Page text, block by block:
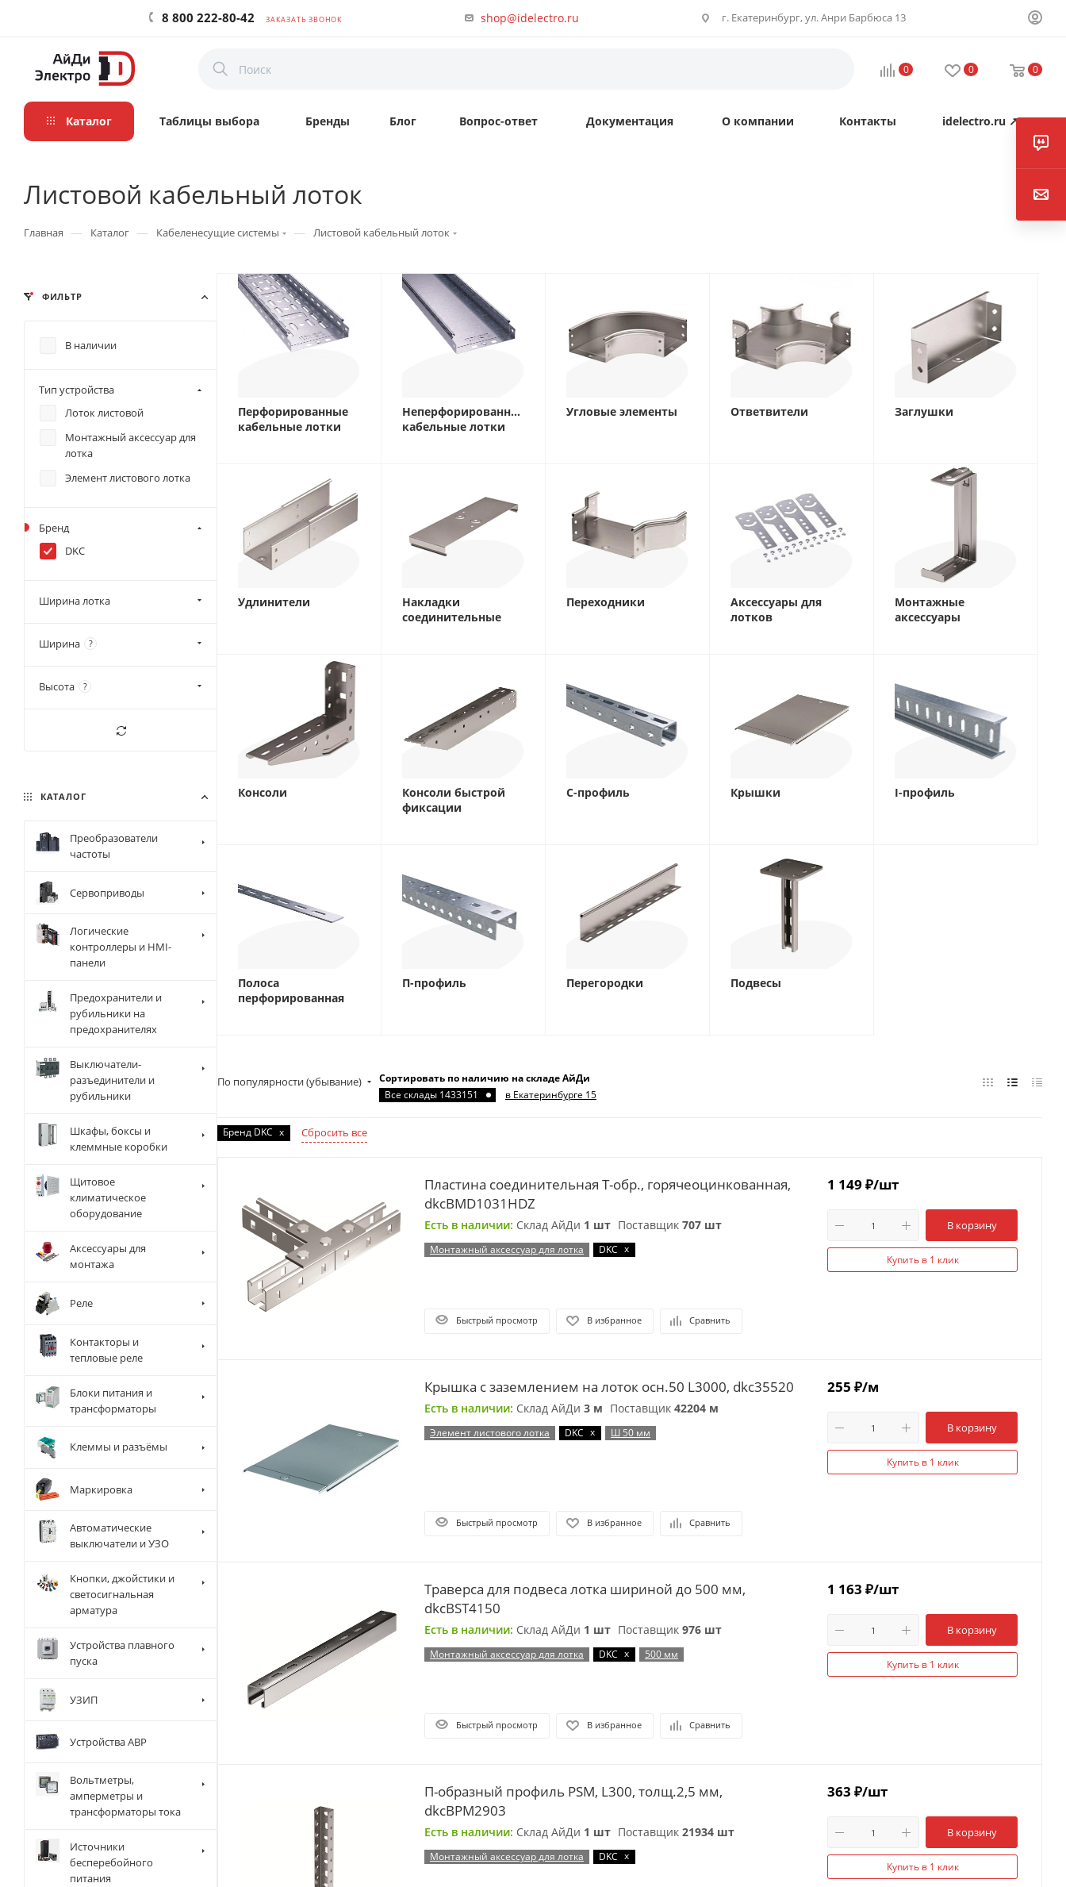
8 800 222-80-42 ЗАКАЗАТЬ ЗВОНОК shop@idelectro.ru г. Екатеринбург, ул. Анри Барбюса 13
0 0 0
Каталог Таблицы выбора Бренды Блог Вопрос-ответ Документация О компании Контакты idelectro.ru ↗
Листовой кабельный лоток
Главная — Каталог — Кабеленесущие системы — Листовой кабельный лоток
Перфорированные
кабельные лотки
Неперфорированные
кабельные лотки
Угловые элементы Ответвители Заглушки
Удлинители
Накладки
соединительные
Переходники
Аксессуары для
лотков
Монтажные
аксессуары
Консоли
Консоли быстрой
фиксации
C-профиль Крышки I-профиль
Полоса
перфорированная
П-профиль Перегородки Подвесы
По популярности (убывание)
Сортировать по наличию на складе АйДи
Все склады 1433151
в Екатеринбурге 15
Бренд DKC x Сбросить все
Пластина соединительная Т-обр., горячеоцинкованная,
dkcBMD1031HDZ
Есть в наличии: Склад АйДи 1 шт Поставщик 707 шт
Монтажный аксессуар для лотка DKC x
Быстрый просмотр В избранное Сравнить
1 149 ₽/шт
В корзину
Купить в 1 клик
Крышка с заземлением на лоток осн.50 L3000, dkc35520
Есть в наличии: Склад АйДи 3 м Поставщик 42204 м
Элемент листового лотка DKC x Ш 50 мм
Быстрый просмотр В избранное Сравнить
255 ₽/м
В корзину
Купить в 1 клик
Траверса для подвеса лотка шириной до 500 мм,
dkcBST4150
Есть в наличии: Склад АйДи 1 шт Поставщик 976 шт
Монтажный аксессуар для лотка DKC x 500 мм
Быстрый просмотр В избранное Сравнить
1 163 ₽/шт
В корзину
Купить в 1 клик
П-образный профиль PSM, L300, толщ.2,5 мм,
dkcBPM2903
Есть в наличии: Склад АйДи 1 шт Поставщик 21934 шт
Монтажный аксессуар для лотка DKC x
363 ₽/шт
В корзину
Купить в 1 клик
ФИЛЬТР
В наличии
Тип устройства
Лоток листовой
Монтажный аксессуар для
лотка
Элемент листового лотка
Бренд
DKC
Ширина лотка
Ширина ?
Высота ?
КАТАЛОГ
Преобразователи
частоты
Сервоприводы
Логические
контроллеры и HMI-
панели
Предохранители и
рубильники на
предохранителях
Выключатели-
разъединители и
рубильники
Шкафы, боксы и
клеммные коробки
Щитовое
климатическое
оборудование
Аксессуары для
монтажа
Реле
Контакторы и
тепловые реле
Блоки питания и
трансформаторы
Клеммы и разъёмы
Маркировка
Автоматические
выключатели и УЗО
Кнопки, джойстики и
светосигнальная
арматура
Устройства плавного
пуска
УЗИП
Устройства АВР
Вольтметры,
амперметры и
трансформаторы тока
Источники
бесперебойного
питания